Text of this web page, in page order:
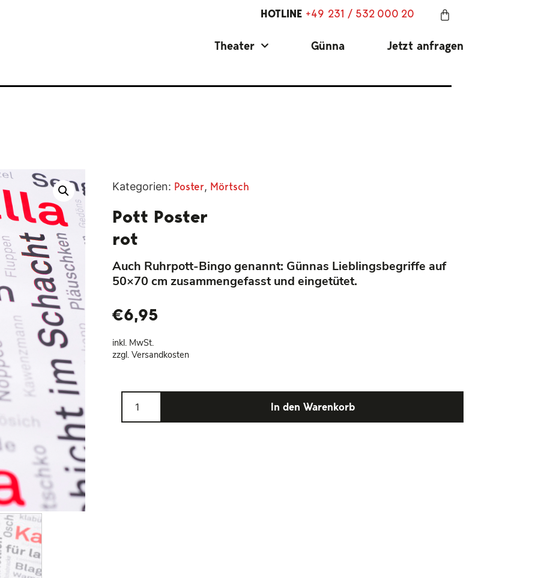
HOTLINE +49 231 / 532 000 20
Theater Günna Jetzt anfragen
Kategorien: Poster, Mörtsch
Pott Poster
rot
Auch Ruhrpott-Bingo genannt: Günnas Lieblingsbegriffe auf
50×70 cm zusammengefasst und eingetütet.
€6,95
inkl. MwSt.
zzgl. Versandkosten
In den Warenkorb